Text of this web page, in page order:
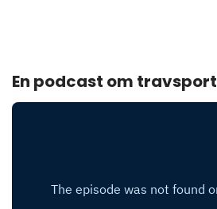
En podcast om travsport